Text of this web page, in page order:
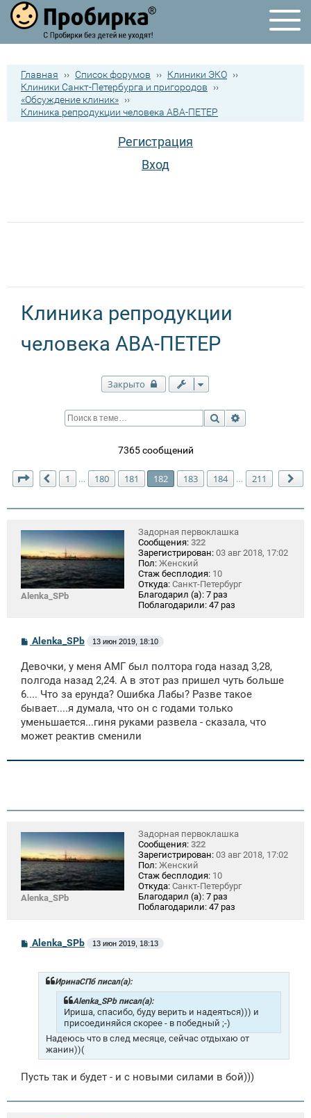
Главная ›› Список форумов ›› Клиники ЭКО ››
Клиники Санкт-Петербурга и пригородов
››
«Обсуждение клиник» ››
Клиника репродукции человека АВА-ПЕТЕР
Регистрация
Вход
Клиника репродукции
человека АВА-ПЕТЕР
Закрыто
Поиск
7365 сообщений
Страница 182 из211
Пред.
1 … 180 181 182 183 184 … 211
Alenka_SPb
Задорная первоклашка
Сообщения: 322
Зарегистрирован: 03 авг 2018, 17:02
Пол: Женский
Стаж бесплодия: 10
Откуда: Санкт-Петербург
Благодарил (а): 7 раз
Поблагодарили: 47 раз
С
б
щ
н
и
Alenka_SPb 13 июн 2019, 18:10
Девочки, у меня АМГ был полтора года назад 3,28,
полгода назад 2,24. А в этот раз пришел чуть больше
6.... Что за ерунда? Ошибка Лабы? Разве такое
бывает....я думала, что он с годами только
уменьшается...гиня руками развела - сказала, что
может реактив сменили
Alenka_SPb
Задорная первоклашка
Сообщения: 322
Зарегистрирован: 03 авг 2018, 17:02
Пол: Женский
Стаж бесплодия: 10
Откуда: Санкт-Петербург
Благодарил (а): 7 раз
Поблагодарили: 47 раз
С
Alenka_SPb 13 июн 2019, 18:13
ИринаСПб писал(а):
Alenka_SPb писал(а):
Ириша, спасибо, буду верить и надеяться))) и
присоединяйся скорее - в победный ;-)
Надеюсь что в след месяце, сейчас отдыхаю от
жанин))(
Пусть так и будет - и с новыми силами в бой)))